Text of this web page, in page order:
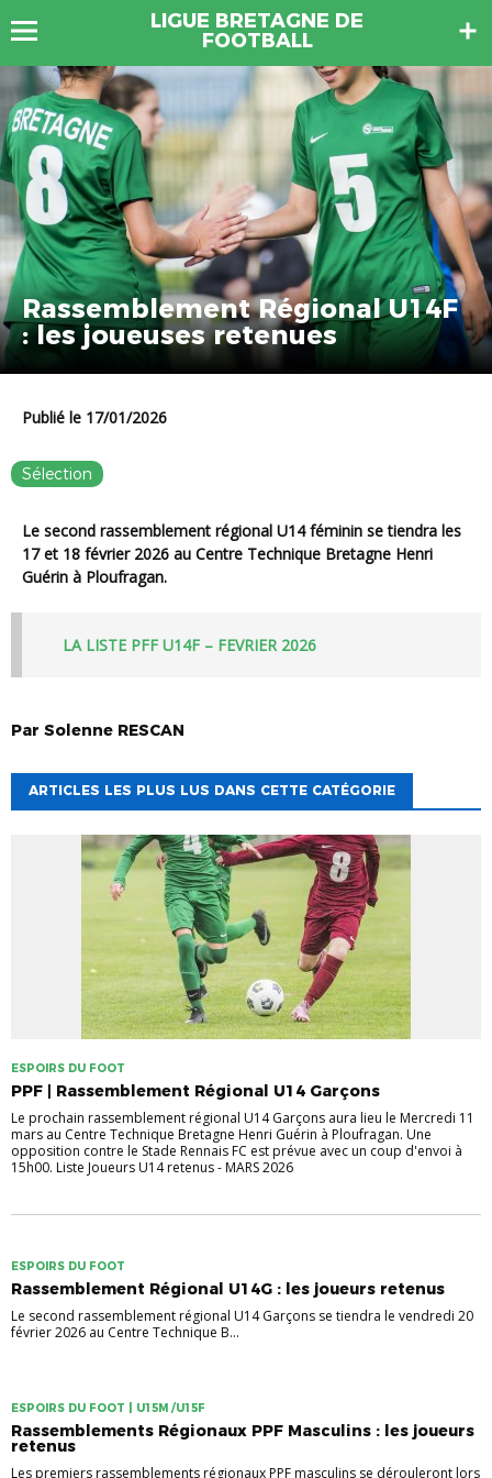
LIGUE BRETAGNE DE
FOOTBALL
Rassemblement Régional U14F
: les joueuses retenues
Publié le 17/01/2026
Sélection
Le second rassemblement régional U14 féminin se tiendra les
17 et 18 février 2026 au Centre Technique Bretagne Henri
Guérin à Ploufragan.
LA LISTE PFF U14F – FEVRIER 2026
Par Solenne RESCAN
ARTICLES LES PLUS LUS DANS CETTE CATÉGORIE
ESPOIRS DU FOOT
PPF | Rassemblement Régional U14 Garçons
Le prochain rassemblement régional U14 Garçons aura lieu le Mercredi 11
mars au Centre Technique Bretagne Henri Guérin à Ploufragan. Une
opposition contre le Stade Rennais FC est prévue avec un coup d'envoi à
15h00. Liste Joueurs U14 retenus - MARS 2026
ESPOIRS DU FOOT
Rassemblement Régional U14G : les joueurs retenus
Le second rassemblement régional U14 Garçons se tiendra le vendredi 20
février 2026 au Centre Technique B...
ESPOIRS DU FOOT | U15M /U15F
Rassemblements Régionaux PPF Masculins : les joueurs
retenus
Les premiers rassemblements régionaux PPF masculins se dérouleront lors